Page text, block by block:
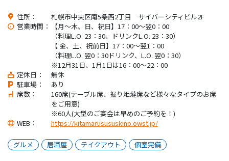
住所：
札幌市中央区南5条西2丁目 サイバーシティビル2F
営業時間：
【月～木、日、祝日】17：00～翌0：00
（料理L.O. 23：30、ドリンクL.O. 23：30）
【 金、土、祝前日】17：00～翌1：00
（料理L.O. 翌0：30ドリンク、L.O. 翌0：30）
※12月31日、1月1日は16：00～22：00
定休日：
無休
駐車場：
あり
席数：
160席(テーブル席、掘り炬燵席など様々なタイプのお席
をご用意)
※60人(大型のご宴会は早めのご予約を！)
WEB：
https://kitamarusususkino.owst.jp/
グルメ 居酒屋 テイクアウト 個室完備